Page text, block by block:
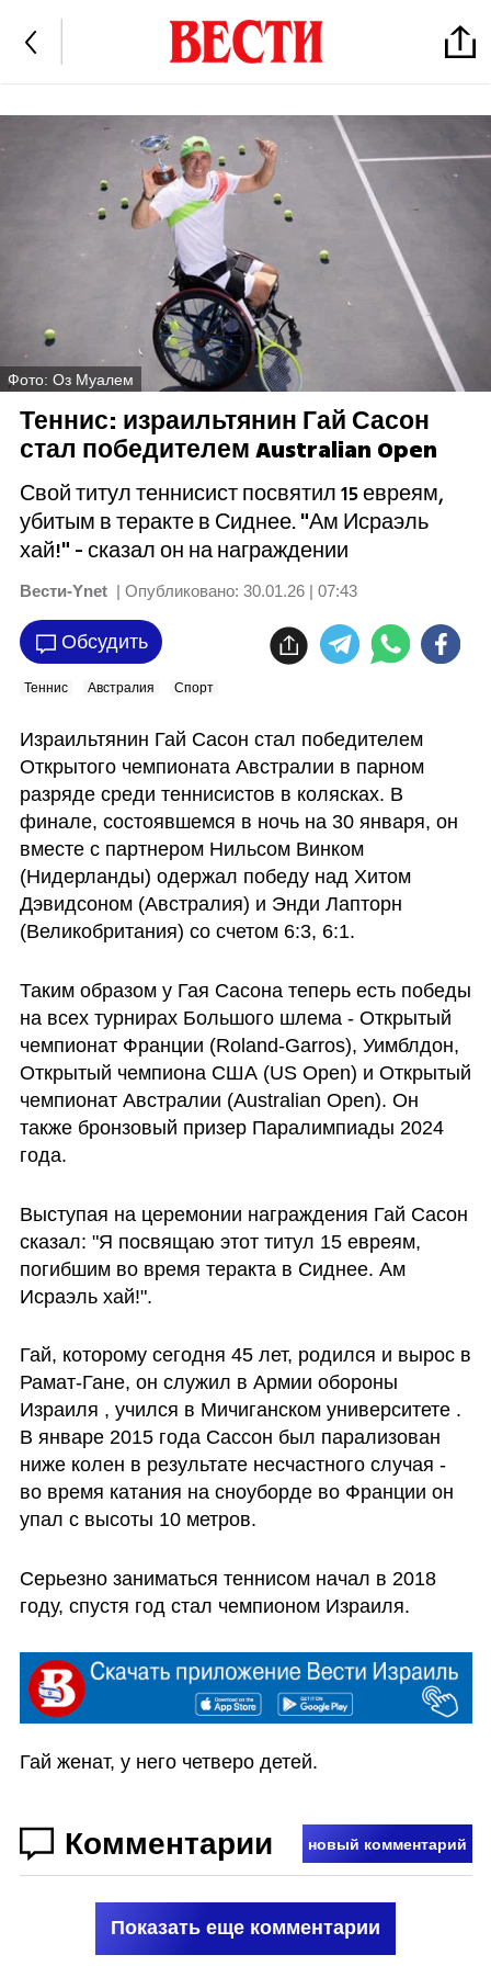
Фото: Оз Муалем
Теннис: израильтянин Гай Сасон
стал победителем Australian Open
Свой титул теннисист посвятил 15 евреям,
убитым в теракте в Сиднее. "Ам Исраэль
хай!" - сказал он на награждении
Вести-Ynet | Опубликовано: 30.01.26 | 07:43
Обсудить
Теннис Австралия Спорт
Израильтянин Гай Сасон стал победителем
Открытого чемпионата Австралии в парном
разряде среди теннисистов в колясках. В
финале, состоявшемся в ночь на 30 января, он
вместе с партнером Нильсом Винком
(Нидерланды) одержал победу над Хитом
Дэвидсоном (Австралия) и Энди Лапторн
(Великобритания) со счетом 6:3, 6:1.
Таким образом у Гая Сасона теперь есть победы
на всех турнирах Большого шлема - Открытый
чемпионат Франции (Roland-Garros), Уимблдон,
Открытый чемпиона США (US Open) и Открытый
чемпионат Австралии (Australian Open). Он
также бронзовый призер Паралимпиады 2024
года.
Выступая на церемонии награждения Гай Сасон
сказал: "Я посвящаю этот титул 15 евреям,
погибшим во время теракта в Сиднее. Ам
Исраэль хай!".
Гай, которому сегодня 45 лет, родился и вырос в
Рамат-Гане, он служил в Армии обороны
Израиля , учился в Мичиганском университете .
В январе 2015 года Сассон был парализован
ниже колен в результате несчастного случая -
во время катания на сноуборде во Франции он
упал с высоты 10 метров.
Серьезно заниматься теннисом начал в 2018
году, спустя год стал чемпионом Израиля.
Гай женат, у него четверо детей.
Комментарии новый комментарий
Показать еще комментарии